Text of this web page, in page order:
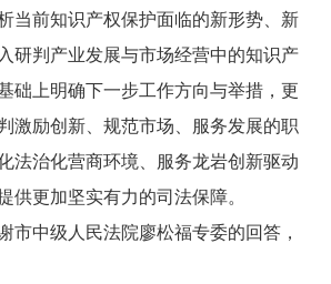
当前知识产权保护面临的新形势、新
研判产业发展与市场经营中的知识产
础上明确下一步工作方向与举措，更
激励创新、规范市场、服务发展的职
法治化营商环境、服务龙岩创新驱动
供更加坚实有力的司法保障。
中级人民法院廖松福专委的回答，